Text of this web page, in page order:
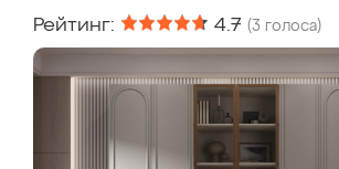
Рейтинг: 4.7 (3 голоса)